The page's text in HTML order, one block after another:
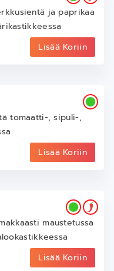
ja paprikaa
Lisää Koriin
tomaatti-, sipuli-,
Lisää Koriin
maustetussa
Lisää Koriin